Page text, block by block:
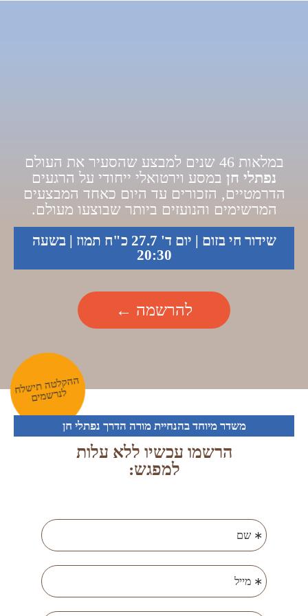
במלאות 46 שנים למבצע שהסעיר את העולם
נפתלי חן במסע וירטואלי ייחודי על הרגעים
הדרמטיים, הזכורים עד היום כאחד המבצעים
המרשימים והנועזים ביותר שבוצעו מעולם.
שידור חי בזום | יום ד' 27.7 כ"ח תמוז | בשעה
20:30
להרשמה
משדר מיוחד בהנחיית מורה הדרך נפתלי חן
ההקלטה תישלח
לנרשמים
הרשמו עכשיו ללא עלות
למפגש: